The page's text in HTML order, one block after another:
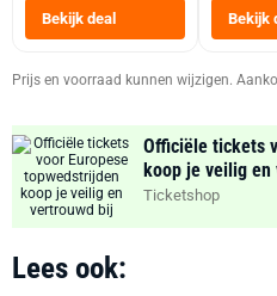
Bekijk deal Bekijk
Prijs en voorraad kunnen wijzigen.
Officiële tickets
koop je veilig en
Ticketshop
Lees ook: